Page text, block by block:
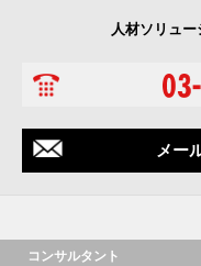
人材ソリュ
メー
コンサルタント